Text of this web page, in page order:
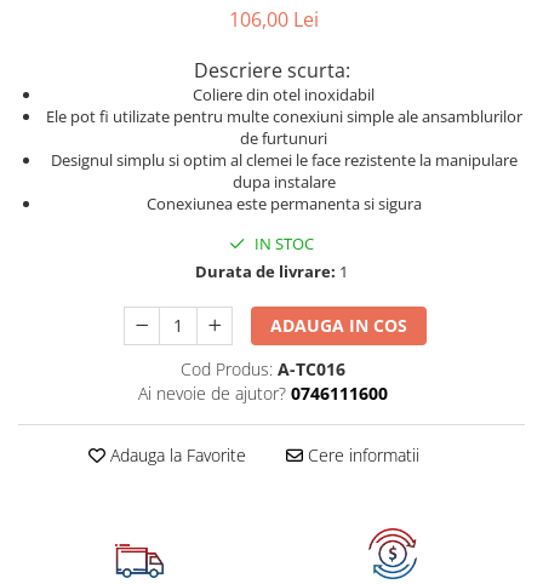
Chevrolet
Chrysler
Citroen
Dacia
Mazda
Mercedes-Benz
106,00 Lei
Descriere scurta:
Coliere din otel inoxidabil
Ele pot fi utilizate pentru multe conexiuni simple ale ansamblurilor
de furtunuri
Designul simplu si optim al clemei le face rezistente la manipulare
dupa instalare
Conexiunea este permanenta si sigura
IN STOC
Durata de livrare: 1
ADAUGA IN COS
Cod Produs: A-TC016
Ai nevoie de ajutor? 0746111600
Adauga la Favorite Cere informatii